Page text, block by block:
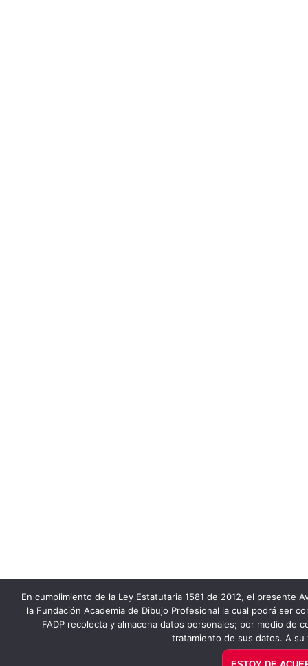
En cumplimiento de la Ley Estatutaria 1581 de 2012, el presente
la Fundación Academia de Dibujo Profesional la cual podrá ser
FADP recolecta y almacena datos personales; por medio
tratamiento de sus datos. A su